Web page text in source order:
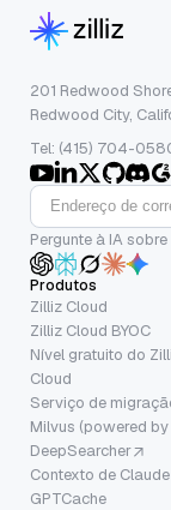
201 Redwood
Redwood City,
Tel: (415) 704-
Pergunte à IA
Produtos
Zilliz Cloud
Zilliz Cloud BYOC
Nível gratuito do
Cloud
Serviço de
Milvus (powered by
DeepSearcher
Contexto de Claude
GPTCache